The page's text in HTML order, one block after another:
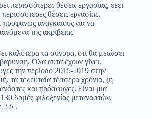
περισσότερες θέσεις εργασίας, έχει
θέσεις εργασίας,
αναγκαίους για να
της ακρίβειας
καλύτερα τα σύνορα, ότι θα μειώσει
Όλα αυτά έχουν γίνει.
την περίοδο 2015-2019 στην
τα τελευταία τέσσερα χρόνια, (η
και πρόσφυγες. Είναι μια
δομές φιλοξενίας μεταναστών,
22».